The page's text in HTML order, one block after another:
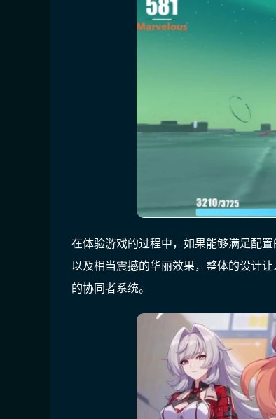
在体验游戏的过程中，如果能够满足配
以及相当震撼的华丽效果，整体的设计
的协同者系统。